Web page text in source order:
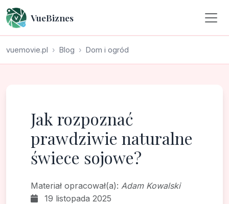
VueBiznes
vuemovie.pl Blog Dom i ogród
Jak rozpoznać
prawdziwie naturalne
świece sojowe?
Materiał opracował(a): Adam Kowalski
19 listopada 2025